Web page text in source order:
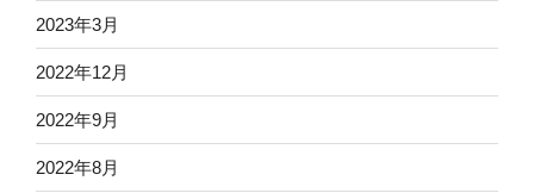
2023年3月
2022年12月
2022年9月
2022年8月